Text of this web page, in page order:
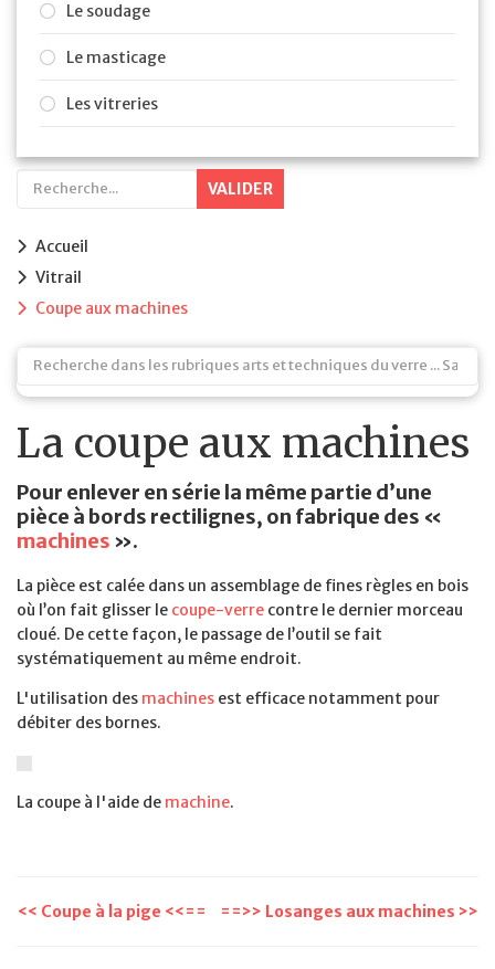
Le soudage
Le masticage
Les vitreries
VALIDER
Accueil
Vitrail
Coupe aux machines
La coupe aux machines
Pour enlever en série la même partie d’une
pièce à bords rectilignes, on fabrique des «
machines ».
La pièce est calée dans un assemblage de fines règles en bois
où l’on fait glisser le coupe-verre contre le dernier morceau
cloué. De cette façon, le passage de l’outil se fait
systématiquement au même endroit.
L'utilisation des machines est efficace notamment pour
débiter des bornes.
La coupe à l'aide de machine.
<< Coupe à la pige <<== ==>> Losanges aux machines >>